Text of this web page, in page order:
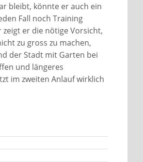
bleibt, könnte er auch ein
Fall noch Training
er die nötige Vorsicht,
zu gross zu machen,
der Stadt mit Garten bei
und längeres
im zweiten Anlauf wirklich